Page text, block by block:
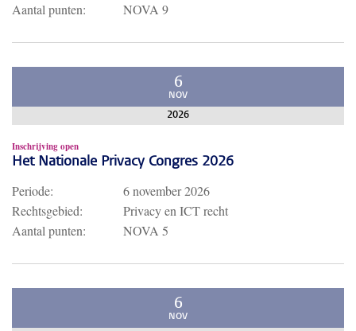
Aantal punten:
NOVA 9
6
NOV
2026
Inschrijving open
Het Nationale Privacy Congres 2026
Periode:
6 november 2026
Rechtsgebied:
Privacy en ICT recht
Aantal punten:
NOVA 5
6
NOV